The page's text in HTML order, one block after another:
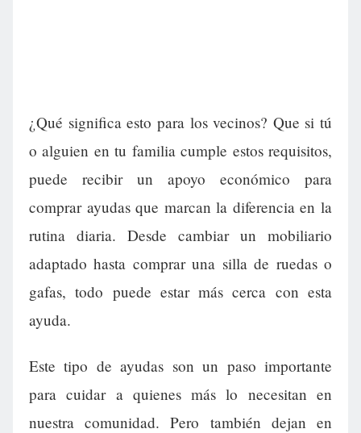
¿Qué significa esto para los vecinos? Que si tú
o alguien en tu familia cumple estos requisitos,
puede recibir un apoyo económico para
comprar ayudas que marcan la diferencia en la
rutina diaria. Desde cambiar un mobiliario
adaptado hasta comprar una silla de ruedas o
gafas, todo puede estar más cerca con esta
ayuda.
Este tipo de ayudas son un paso importante
para cuidar a quienes más lo necesitan en
nuestra comunidad. Pero también dejan en